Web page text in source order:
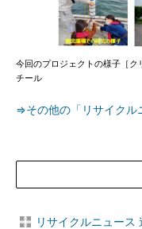
今回のプロジェクトの様子［ク
チール
⇒その他の「リサイクル
リサイクルニュース